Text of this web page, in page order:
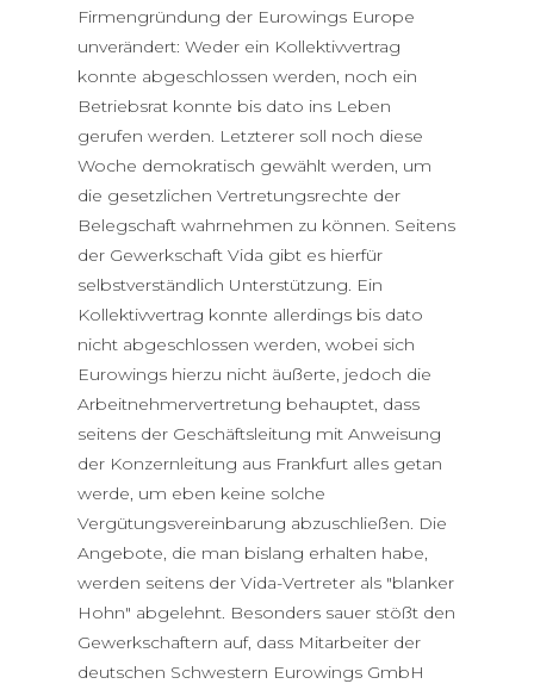
Firmengründung der Eurowings Europe
unverändert: Weder ein Kollektivvertrag
konnte abgeschlossen werden, noch ein
Betriebsrat konnte bis dato ins Leben
gerufen werden. Letzterer soll noch diese
Woche demokratisch gewählt werden, um
die gesetzlichen Vertretungsrechte der
Belegschaft wahrnehmen zu können. Seitens
der Gewerkschaft Vida gibt es hierfür
selbstverständlich Unterstützung. Ein
Kollektivvertrag konnte allerdings bis dato
nicht abgeschlossen werden, wobei sich
Eurowings hierzu nicht äußerte, jedoch die
Arbeitnehmervertretung behauptet, dass
seitens der Geschäftsleitung mit Anweisung
der Konzernleitung aus Frankfurt alles getan
werde, um eben keine solche
Vergütungsvereinbarung abzuschließen. Die
Angebote, die man bislang erhalten habe,
werden seitens der Vida-Vertreter als "blanker
Hohn" abgelehnt. Besonders sauer stößt den
Gewerkschaftern auf, dass Mitarbeiter der
deutschen Schwestern Eurowings GmbH